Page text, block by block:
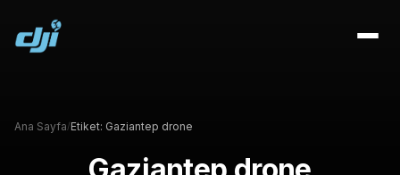
Ana Sayfa/Etiket: Gaziantep drone